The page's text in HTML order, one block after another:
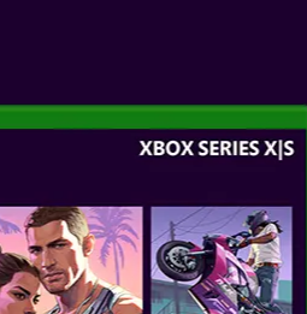
vorbitoare și pornește într-o
the Mysterious Book, doar pe
întâlni?